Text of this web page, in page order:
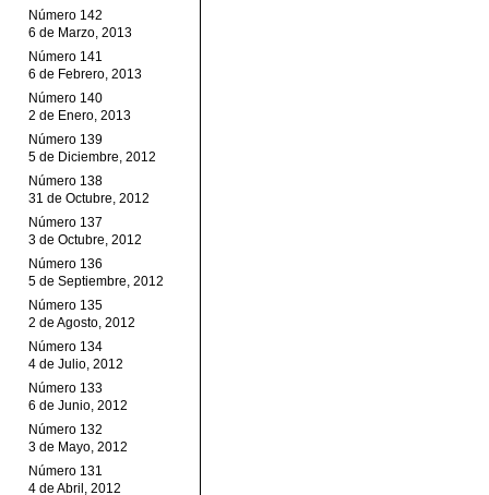
Número 142
6 de Marzo, 2013
Número 141
6 de Febrero, 2013
Número 140
2 de Enero, 2013
Número 139
5 de Diciembre, 2012
Número 138
31 de Octubre, 2012
Número 137
3 de Octubre, 2012
Número 136
5 de Septiembre, 2012
Número 135
2 de Agosto, 2012
Número 134
4 de Julio, 2012
Número 133
6 de Junio, 2012
Número 132
3 de Mayo, 2012
Número 131
4 de Abril, 2012